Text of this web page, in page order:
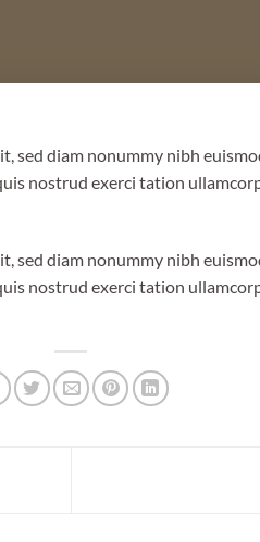
sed diam nonummy nibh
nostrud exerci tation
sed diam nonummy nibh
nostrud exerci tation